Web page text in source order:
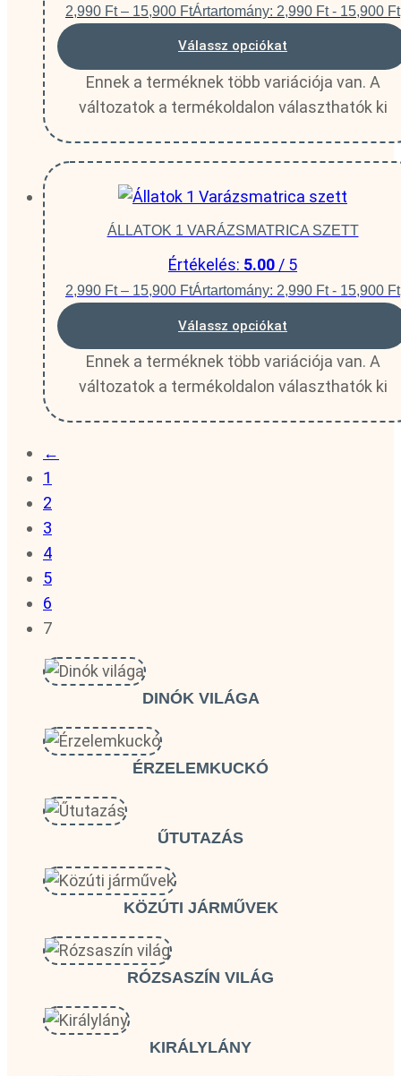
2,990 Ft – 15,900 FtÁrtartomány: 2,990 Ft - 15,900 Ft
Válassz opciókat
Ennek a terméknek több variációja van. A
változatok a termékoldalon választhatók ki
ÁLLATOK 1 VARÁZSMATRICA SZETT
Értékelés: 5.00/ 5
2,990 Ft – 15,900 FtÁrtartomány: 2,990 Ft - 15,900 Ft
Válassz opciókat
Ennek a terméknek több variációja van. A
változatok a termékoldalon választhatók ki
←
1
2
3
4
5
6
7
DINÓK VILÁGA
ÉRZELEMKUCKÓ
ŰTUTAZÁS
KÖZÚTI JÁRMŰVEK
RÓZSASZÍN VILÁG
KIRÁLYLÁNY